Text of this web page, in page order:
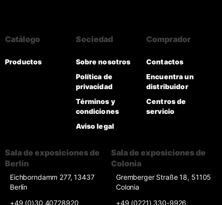
Catálogo
Productos
Sociedad
Sobre nosotros
Política de
privacidad
Términos y
condiciones
Aviso legal
Comprador
Contactos
Encuentra un
distribuidor
Centros de
servicio
Sala de exposiciones de
Berlín
Eichborndamm 277, 13437
Berlín
+49 (0)30 40728920
Sala de exposiciones de
Colonia
Gremberger Straße 18, 51105
Colonia
+49 (0221) 330-9926